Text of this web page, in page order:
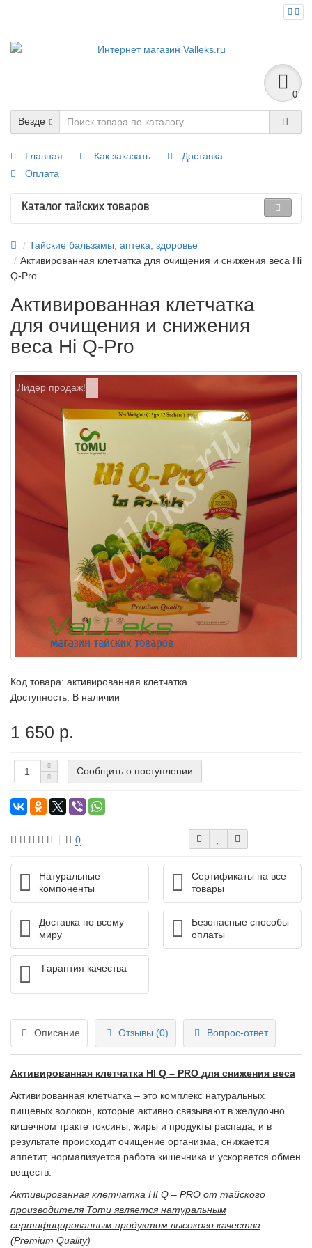
0
Везде
Главная Как заказать
Доставка
Оплата
Каталог тайских товаров
Тайские бальзамы, аптека, здоровье
Активированная клетчатка для очищения и снижения веса Hi
Q-Pro
Активированная клетчатка
для очищения и снижения
веса Hi Q-Pro
Лидер продаж!
Код товара: активированная клетчатка
Доступность: В наличии
1 650 р.
Сообщить о поступлении
0
Натуральные
компоненты
Сертификаты на все
товары
Доставка по всему
миру
Безопасные способы
оплаты
Гарантия качества
Описание Отзывы (0) Вопрос-ответ
Активированная клетчатка HI Q – PRO для снижения веса
Активированная клетчатка – это комплекс натуральных
пищевых волокон, которые активно связывают в желудочно
кишечном тракте токсины, жиры и продукты распада, и в
результате происходит очищение организма, снижается
аппетит, нормализуется работа кишечника и ускоряется обмен
веществ.
Активированная клетчатка HI Q – PRO от тайского
производителя Tomu является натуральным
сертифицированным продуктом высокого качества
(Premium Quality)